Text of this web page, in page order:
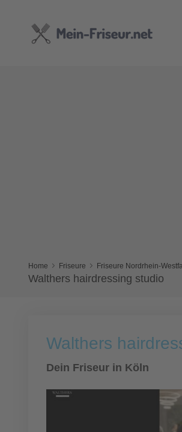
Home Friseure Friseure Nordrhein-
Walthers hairdressing studio
Walthers
Dein Friseur in Köln